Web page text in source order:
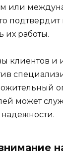
или
подтвердит
их работы.
клиентов
может